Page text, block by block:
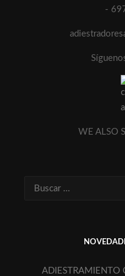
-
WE ALSO
ADIESTRAMIENTO